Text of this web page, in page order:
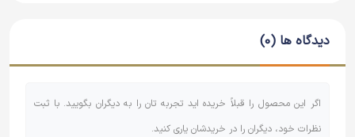
دیدگاه ها (0)
اگر این محصول را قبلاً خریده اید تجربه تان را به دیگران بگویید. با ثبت
نظرات خود، دیگران را در خریدشان یاری کنید.